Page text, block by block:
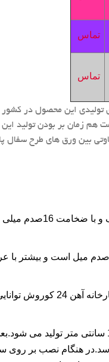
تماس
تماس
هم زمان بر بودن تولید
بین ورق های طرح سفال
طول ورق بنا به درخواست سفارش دهنده
هنگام نصب بر روی